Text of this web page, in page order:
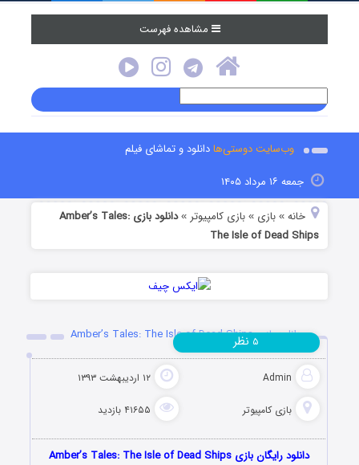
مشاهده فهرست
وب‌سایت دوستی‌هادانلود و تماشای فیلم
جمعه ۱۶ مرداد ۱۴۰۵
خانه »بازی »بازی کامپیوتر »
دانلود بازی Amber’s Tales:
The Isle of Dead Ships
دانلود بازی Amber’s Tales: The Isle of Dead Ships
Admin ۱۲ اردیبهشت ۱۳۹۳
بازی کامپیوتر ۴۱۶۵۵ بازدید
۵ نظر
دانلود رایگان بازی Amber’s Tales: The Isle of Dead Ships